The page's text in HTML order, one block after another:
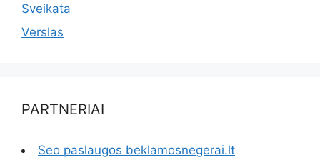
Sveikata
Verslas
PARTNERIAI
Seo paslaugos beklamosnegerai.lt